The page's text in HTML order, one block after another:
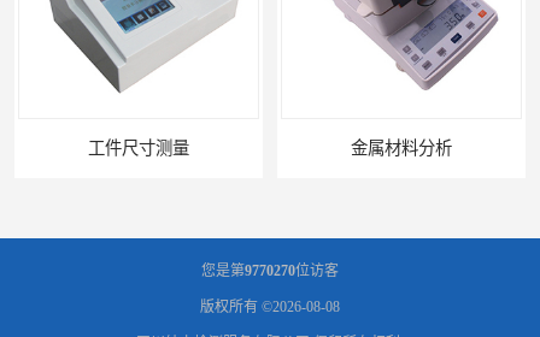
工件尺寸测量 金属材料分析
您是第9770270位访客
版权所有 ©2026-08-08